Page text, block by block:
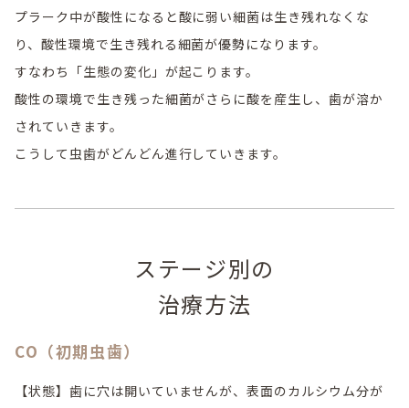
プラーク中が酸性になると酸に弱い細菌は生き残れなくな
り、酸性環境で生き残れる細菌が優勢になります。
すなわち「生態の変化」が起こります。
酸性の環境で生き残った細菌がさらに酸を産生し、歯が溶か
されていきます。
こうして虫歯がどんどん進行していきます。
ステージ別の
治療方法
CO（初期虫歯）
【状態】歯に穴は開いていませんが、表面のカルシウム分が